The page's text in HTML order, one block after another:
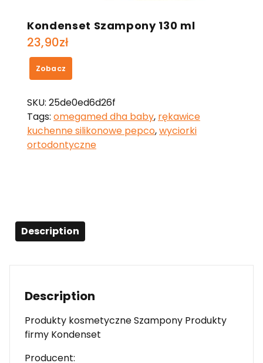
Kondenset Szampony 130 ml
23,90zł
Zobacz
SKU: 25de0ed6d26f
Tags: omegamed dha baby, rękawice
kuchenne silikonowe pepco,wyciorki
ortodontyczne
Description
Description
Produkty kosmetyczne Szampony Produkty
firmy Kondenset
Producent: